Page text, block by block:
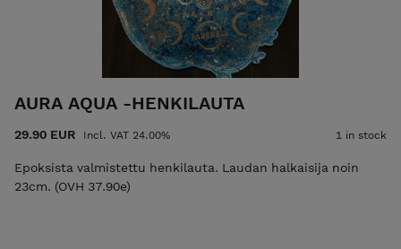
AURA AQUA -HENKILAUTA
29.90 EUR Incl. VAT 24.00% 1 in stock
Epoksista valmistettu henkilauta. Laudan halkaisija noin
23cm. (OVH 37.90e)